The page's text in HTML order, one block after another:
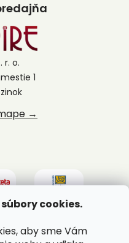
cookies.
aby sme Vám
r. o.
1
→